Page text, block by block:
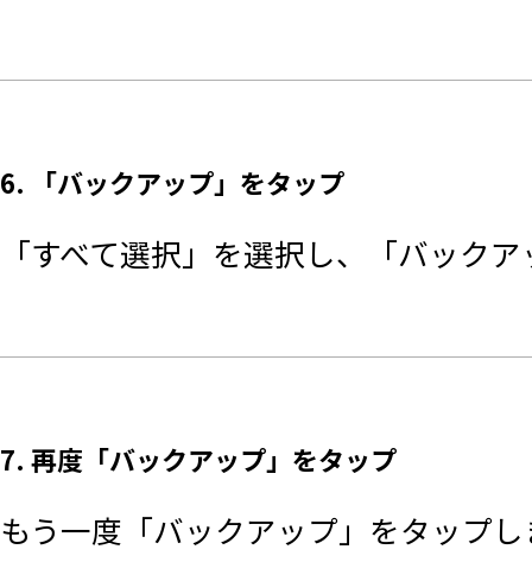
6. 「バックアップ」をタップ
「すべて選択」を選択し、「バック
7. 再度「バックアップ」をタップ
もう一度「バックアップ」をタップし